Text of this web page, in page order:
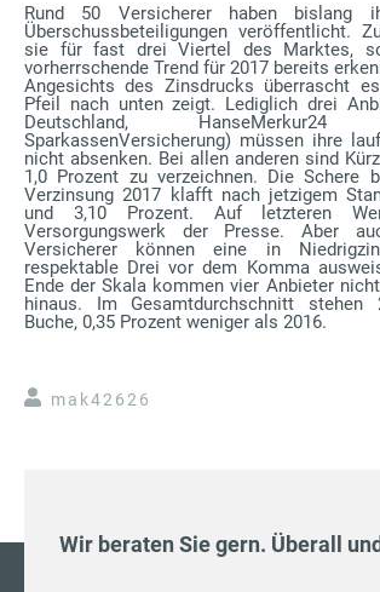
Rund 50 Versicherer haben bislang
Überschussbeteiligungen veröffentlicht.
sie für fast drei Viertel des Marktes,
vorherrschende Trend für 2017 bereits
Angesichts des Zinsdrucks überrascht
Pfeil nach unten zeigt. Lediglich drei
Deutschland,
SparkassenVersicherung) müssen ihre
nicht absenken. Bei allen anderen sind
1,0 Prozent zu verzeichnen. Die Schere
Verzinsung 2017 klafft nach jetzigem
und 3,10 Prozent. Auf letzteren
Versorgungswerk der Presse. Aber
Versicherer können eine in
respektable Drei vor dem Komma
Ende der Skala kommen vier Anbieter
hinaus. Im Gesamtdurchschnitt stehen
Buche, 0,35 Prozent weniger als 2016.
mak42626
Wir beraten Sie gern. Überall